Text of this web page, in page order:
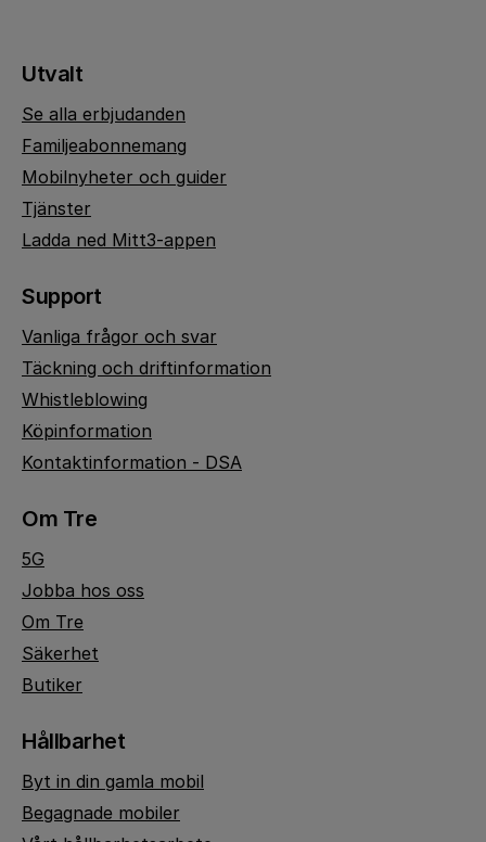
Utvalt
Se alla erbjudanden
Familjeabonnemang
Mobilnyheter och guider
Tjänster
Ladda ned Mitt3-appen
Support
Vanliga frågor och svar
Täckning och driftinformation
Whistleblowing
Köpinformation
Kontaktinformation - DSA
Om Tre
5G
Jobba hos oss
Om Tre
Säkerhet
Butiker
Hållbarhet
Byt in din gamla mobil
Begagnade mobiler